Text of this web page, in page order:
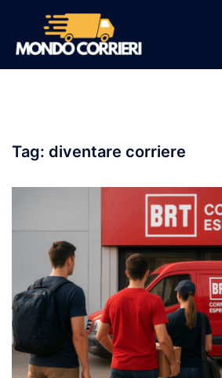
contenuto
Tag: diventare corriere